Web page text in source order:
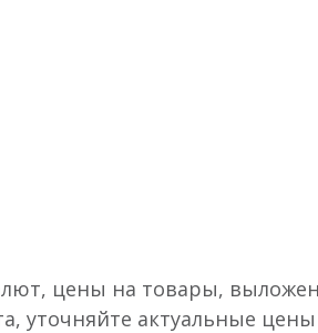
цены на товары,
уточняйте актуальные